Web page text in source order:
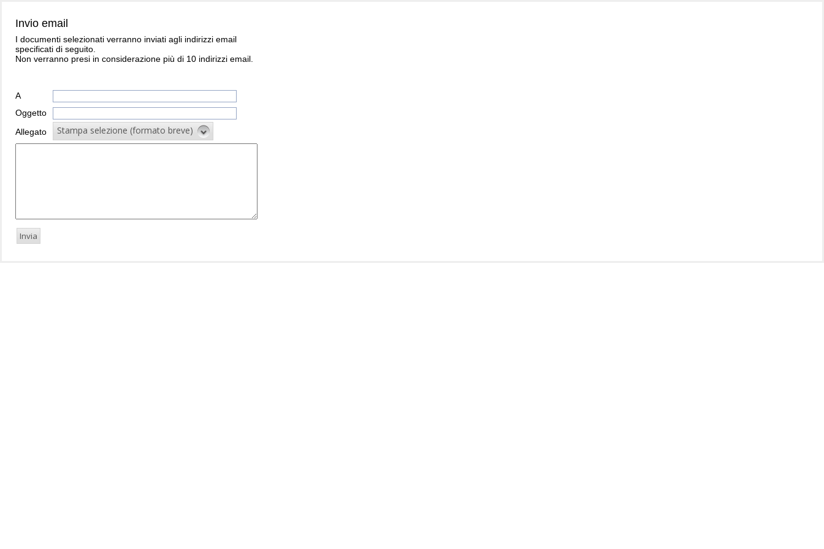
Invio email
I documenti selezionati verranno inviati agli indirizzi email
specificati di seguito.
Non verranno presi in considerazione più di 10 indirizzi email.
A
Oggetto
Allegato
Stampa selezione (formato breve)